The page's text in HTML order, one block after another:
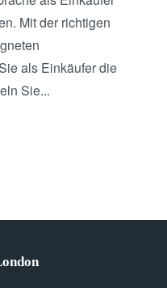
Mit der richtigen
als Einkäufer die
Sie...